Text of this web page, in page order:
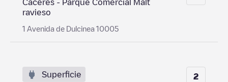
Cáceres - Parque Comercial Malt
ravieso
1 Avenida de Dulcinea 10005
Superficie 2